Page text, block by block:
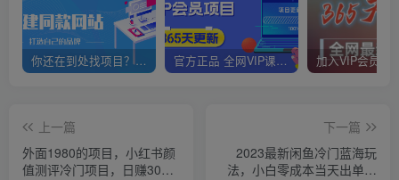
你还在到处找项目？还在当韭菜？我靠网创资源站一个月赚5万+，曾经我也是个失败者。 官方正品 全网VIP课程 无损下载~
上一篇
外面1980的项目，小红书颜
值测评冷门项目，日赚300+
下一篇
2023最新闲鱼冷门蓝海玩
法，小白零成本当天出单日